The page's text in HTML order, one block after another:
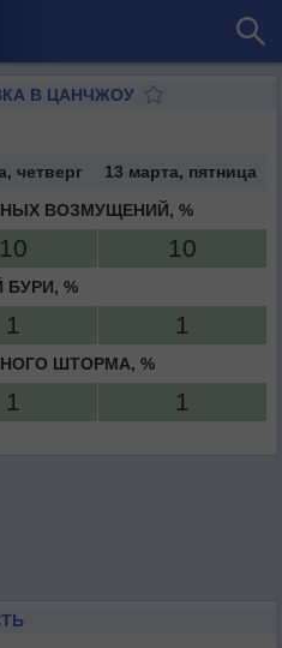
В ЦАНЧЖОУ
четверг
13 марта, пятница
ВОЗМУЩЕНИЙ, %
10 10
%
1 1
ШТОРМА, %
1 1